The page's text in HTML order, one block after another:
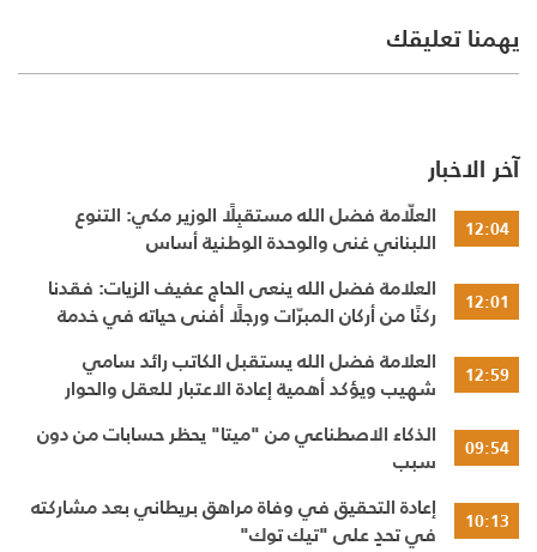
يهمنا تعليقك
آخر الاخبار
12:04
العلّامة فضل الله مستقبِلًا الوزير مكي: التنوع
اللبناني غنى والوحدة الوطنية أساس
12:01
العلامة فضل الله ينعى الحاج عفيف الزيات: فقدنا
ركنًا من أركان المبرّات ورجلًا أفنى حياته في خدمة
12:59
العلامة فضل الله يستقبل الكاتب رائد سامي
شهيب ويؤكد أهمية إعادة الاعتبار للعقل والحوار
09:54
الذكاء الاصطناعي من "ميتا" يحظر حسابات من دون
سبب
10:13
إعادة التحقيق في وفاة مراهق بريطاني بعد مشاركته
في تحدٍ على "تيك توك"